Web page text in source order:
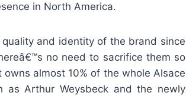
in North America.
and identity of the brand since
no need to sacrifice them so
almost 10% of the whole Alsace
as Arthur Weysbeck and the newly